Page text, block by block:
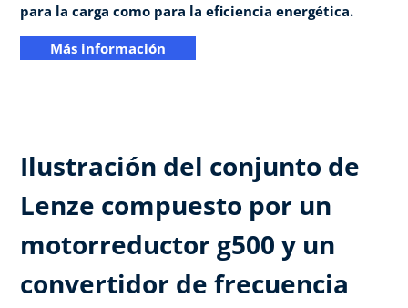
para la carga como para la eficiencia energética.
Más información
Ilustración del conjunto de
Lenze compuesto por un
motorreductor g500 y un
convertidor de frecuencia